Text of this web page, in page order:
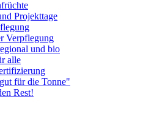
Projekttage
Verpflegung
und bio
alle
für die Tonne"
Rest!